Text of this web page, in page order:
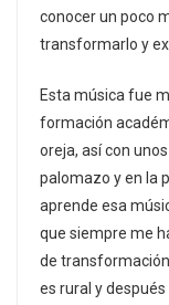
conocer un poco
transformarlo y
Esta música fue
formación
oreja, así con
palomazo y en la
aprende esa
que siempre me
de
es rural y